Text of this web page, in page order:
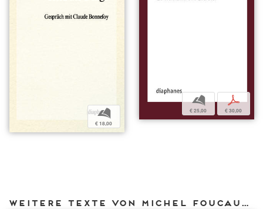
b
€ 18,00
b
€ 25,00
p
€ 30,00
Weitere Texte von Michel Foucault bei DIAPHANES